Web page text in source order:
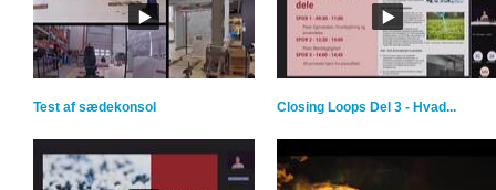
Test af sædekonsol Closing Loops Del 3 - Hvad...